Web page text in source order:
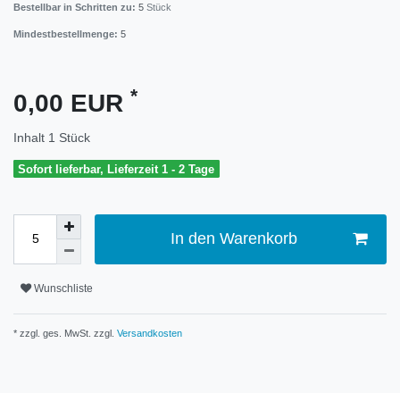
Bestellbar in Schritten zu: 5 Stück
Mindestbestellmenge: 5
0,00 EUR *
Inhalt 1 Stück
Sofort lieferbar, Lieferzeit 1 - 2 Tage
In den Warenkorb
Wunschliste
* zzgl. ges. MwSt. zzgl. Versandkosten